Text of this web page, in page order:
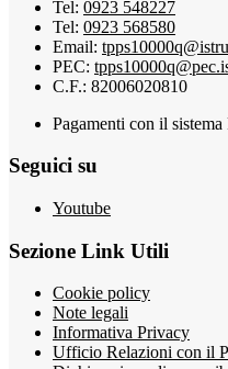
Tel: 0923 548227
Tel: 0923 568580
Email:
PEC:
C.F.: 82006020810
Pagamenti con il sistema
Seguici su
Youtube
Sezione Link Utili
Cookie policy
Note legali
Informativa Privacy
Ufficio Relazioni con il